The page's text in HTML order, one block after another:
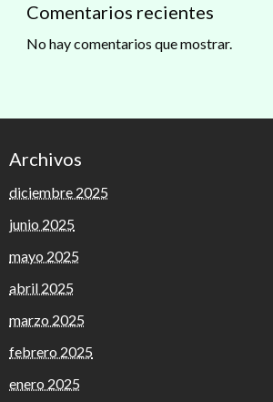
Comentarios recientes
No hay comentarios que mostrar.
Archivos
diciembre 2025
junio 2025
mayo 2025
abril 2025
marzo 2025
febrero 2025
enero 2025